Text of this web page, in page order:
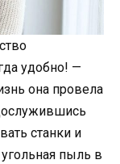
удобно! —
она провела
станки и
пыль в